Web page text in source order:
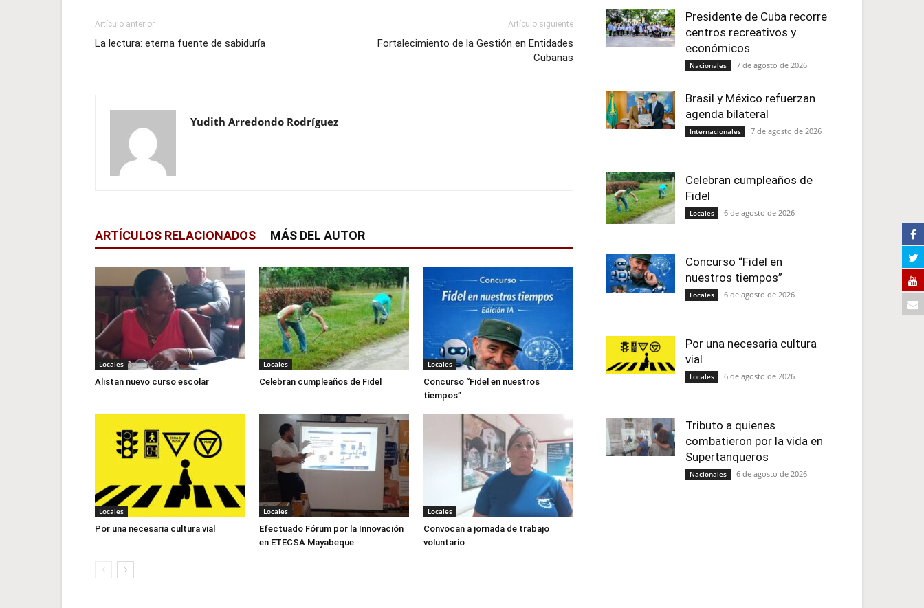
Artículo anterior
La lectura: eterna fuente de sabiduría
Artículo siguiente
Fortalecimiento de la Gestión en Entidades
Cubanas
Yudith Arredondo Rodríguez
ARTÍCULOS RELACIONADOS MÁS DEL AUTOR
Locales
Alistan nuevo curso escolar
Locales
Celebran cumpleaños de Fidel
Locales
Concurso “Fidel en nuestros
tiempos”
Locales
Por una necesaria cultura vial
Locales
Efectuado Fórum por la Innovación
en ETECSA Mayabeque
Locales
Convocan a jornada de trabajo
voluntario
Presidente de Cuba recorre
centros recreativos y
económicos
Nacionales 7 de agosto de 2026
Brasil y México refuerzan
agenda bilateral
Internacionales 7 de agosto de 2026
Celebran cumpleaños de
Fidel
Locales 6 de agosto de 2026
Concurso “Fidel en
nuestros tiempos”
Locales 6 de agosto de 2026
Por una necesaria cultura
vial
Locales 6 de agosto de 2026
Tributo a quienes
combatieron por la vida en
Supertanqueros
Nacionales 6 de agosto de 2026